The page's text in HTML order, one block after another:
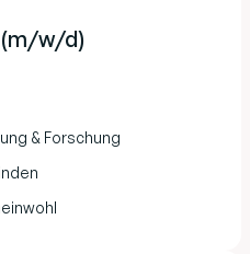
w/d)
& Forschung